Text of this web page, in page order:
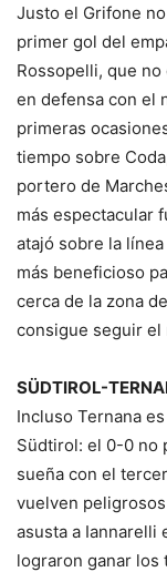
Justo el Grifone
primer gol del
Rossopelli, que
en defensa con el
primeras
tiempo sobre
portero de
más espectacular
atajó sobre la
más beneficioso
cerca de la zona
consigue seguir el
SÜDTIROL-
Incluso Ternana
Südtirol: el 0-0 no
sueña con el
vuelven
asusta a Iannarelli
lograron ganar los